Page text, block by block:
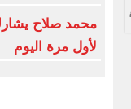
محمد صلاح
لأول مرة اليوم